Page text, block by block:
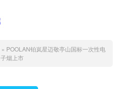
» POOLAN铂岚星迈敬亭山国标一次性电
子烟上市